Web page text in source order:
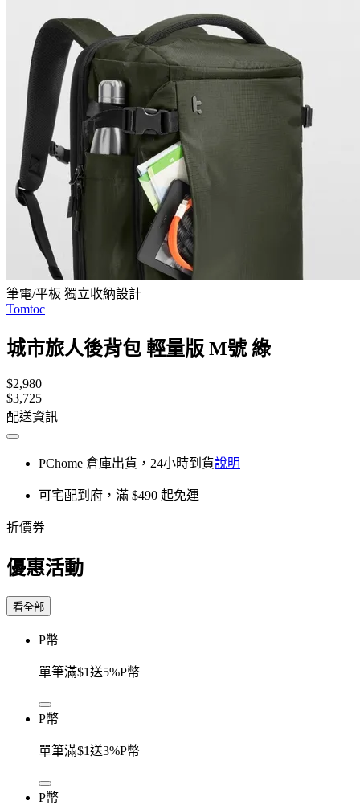
筆電/平板 獨立收納設計
Tomtoc
城市旅人後背包 輕量版 M號 綠
$2,980
$3,725
配送資訊
PChome 倉庫出貨，24小時到貨說明
可宅配到府，滿 $490 起免運
折價券
優惠活動
看全部
P幣
單筆滿$1送5%P幣
P幣
單筆滿$1送3%P幣
P幣